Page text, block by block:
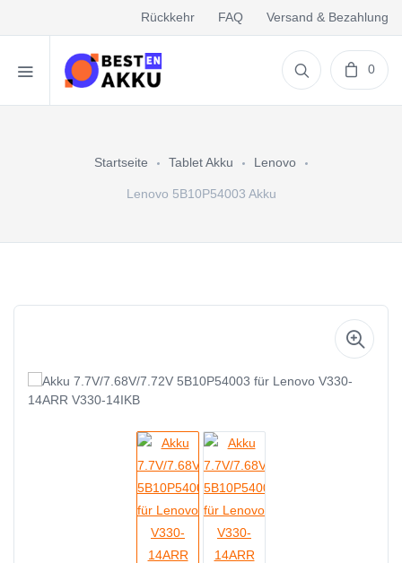
Rückkehr FAQ Versand & Bezahlung
0
Startseite Tablet Akku Lenovo
Lenovo 5B10P54003 Akku